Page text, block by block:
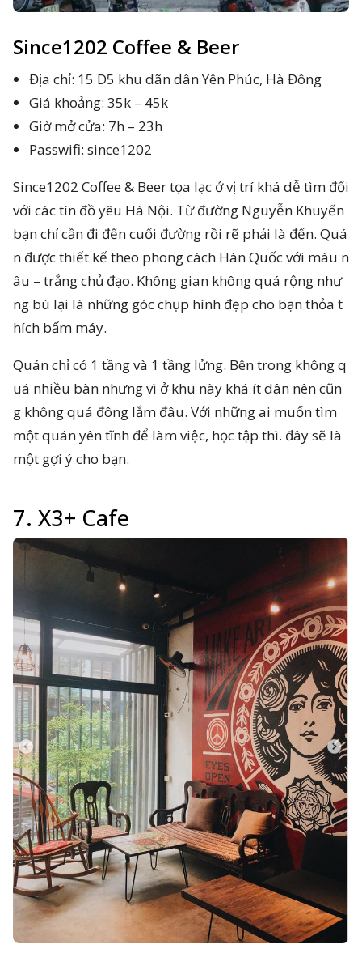
Since1202 Coffee & Beer
Địa chỉ: 15 D5 khu dãn dân Yên Phúc, Hà Đông
Giá khoảng: 35k – 45k
Giờ mở cửa: 7h – 23h
Passwifi: since1202
Since1202 Coffee & Beer tọa lạc ở vị trí khá dễ tìm đối
với các tín đồ yêu Hà Nội. Từ đường Nguyễn Khuyến
bạn chỉ cần đi đến cuối đường rồi rẽ phải là đến. Quá
n được thiết kế theo phong cách Hàn Quốc với màu n
âu – trắng chủ đạo. Không gian không quá rộng như
ng bù lại là những góc chụp hình đẹp cho bạn thỏa t
hích bấm máy.
Quán chỉ có 1 tầng và 1 tầng lửng. Bên trong không q
uá nhiều bàn nhưng vì ở khu này khá ít dân nên cũn
g không quá đông lắm đâu. Với những ai muốn tìm
một quán yên tĩnh để làm việc, học tập thì. đây sẽ là
một gợi ý cho bạn.
7. X3+ Cafe